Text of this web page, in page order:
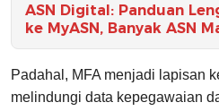
ASN Digital: Panduan
ke MyASN, Banyak ASN
Padahal, MFA menjadi lapisan
melindungi data kepegawaian